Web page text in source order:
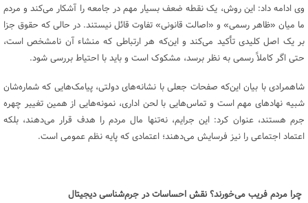
وی ادامه داد: این روش، یک نقطه ضعف بسیار مهم در جامعه را آشکار می‌کند و مردم
ما میان «ظاهر رسمی» و «اصالت قانونی» تفاوت قائل نیستند. در حالی که حقوق جزا
بر یک اصل کلیدی تأکید می‌کند و این‌که هر ارتباطی که منشاء آن نامشخص است،
حتی اگر کاملاً رسمی به نظر برسد، مشکوک است و باید با احتیاط بررسی شود.
شاهمرادی با بیان این‌که صفحات جعلی با نشانه‌های دولتی، پیامک‌هایی که شماره‌شان
شبیه نهادهای مهم است و تماس‌هایی با لحن اداری، نمونه‌هایی از همین تغییر چهره
جرم هستند، عنوان کرد: این جرایم، نه‌تنها مال مردم را هدف قرار می‌دهند، بلکه
اعتماد اجتماعی را نیز فرسایش می‌دهند؛ اعتمادی که پایه نظم عمومی است.
چرا مردم فریب می‌خورند؟ نقش احساسات در جرم‌شناسی دیجیتال